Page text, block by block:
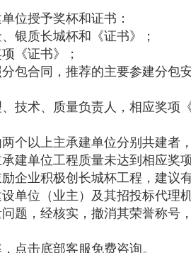
位授予奖杯和证书：
银质长城杯和《证书》；
《证书》；
包合同，推荐的主要参建分包
技术、质量负责人，相应奖项
个以上主承建单位分别共建者
建单位工程质量未达到相应奖
企业积极创长城杯工程，建议
单位（业主）及其招投标代理
题，经核实，撤消其荣誉称号
点击底部客服免费咨询。